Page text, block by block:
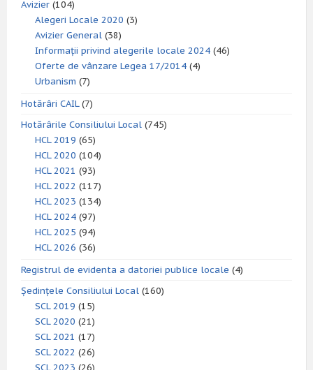
Avizier (104)
Alegeri Locale 2020 (3)
Avizier General (38)
Informații privind alegerile locale 2024 (46)
Oferte de vânzare Legea 17/2014 (4)
Urbanism (7)
Hotărâri CAIL(7)
Hotărârile Consiliului Local (745)
HCL 2019 (65)
HCL 2020 (104)
HCL 2021 (93)
HCL 2022 (117)
HCL 2023 (134)
HCL 2024 (97)
HCL 2025 (94)
HCL 2026 (36)
Registrul de evidenta a datoriei publice locale (4)
Ședințele Consiliului Local (160)
SCL 2019 (15)
SCL 2020 (21)
SCL 2021 (17)
SCL 2022 (26)
SCL 2023 (26)